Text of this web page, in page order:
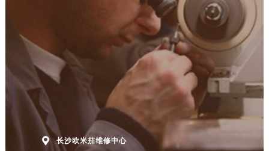
 长沙欧米茄维修中心